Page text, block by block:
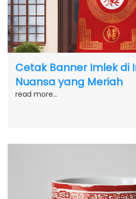
Cetak Banner Imlek di
Nuansa yang Meriah
read more...